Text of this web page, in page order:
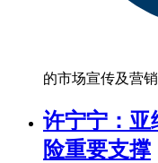
的市场宣传及营销
许宁宁：亚
险重要支撑